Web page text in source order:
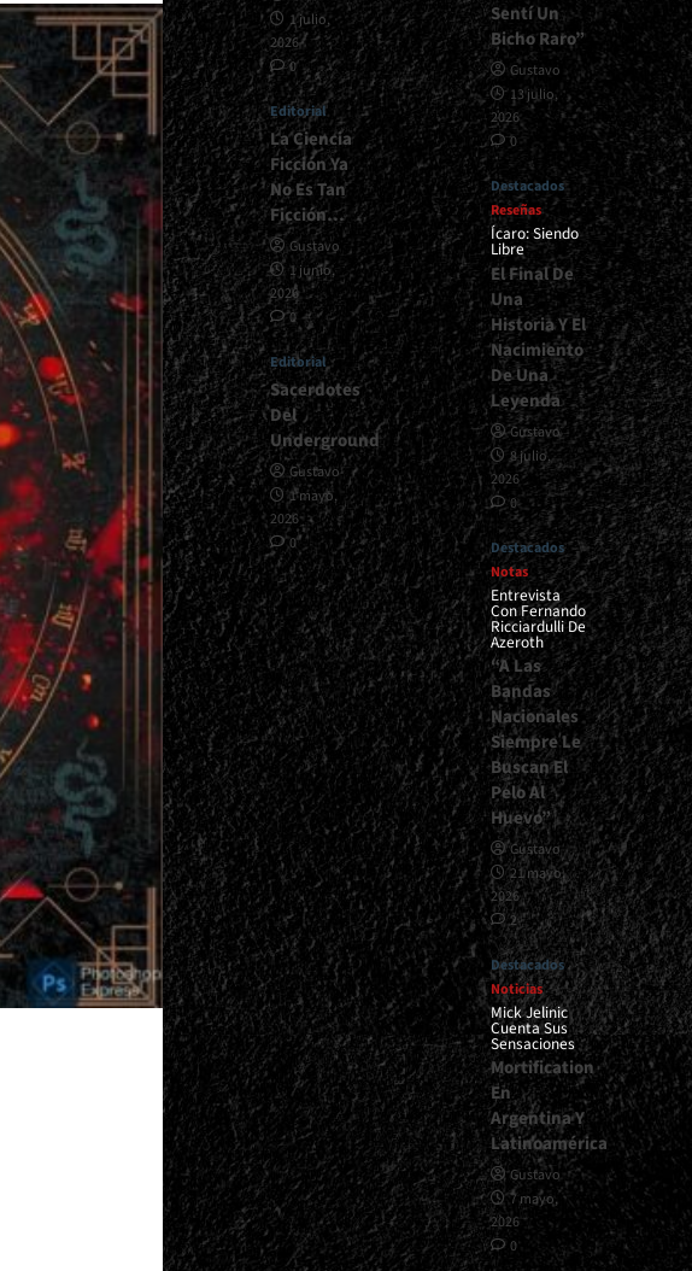
1 julio,
2026
0
Editorial
La Ciencia
Ficción Ya
No Es Tan
Ficción…
Gustavo
1 junio,
2026
0
Editorial
Sacerdotes
Del
Underground
Gustavo
1 mayo,
2026
0
Sentí Un
Bicho Raro”
Gustavo
13 julio,
2026
0
Destacados
Reseñas
Ícaro: Siendo
Libre
El Final De
Una
Historia Y El
Nacimiento
De Una
Leyenda
Gustavo
8 julio,
2026
0
Destacados
Notas
Entrevista
Con Fernando
Ricciardulli De
Azeroth
“A Las
Bandas
Nacionales
Siempre Le
Buscan El
Pelo Al
Huevo”
Gustavo
21 mayo,
2026
2
Destacados
Noticias
Mick Jelinic
Cuenta Sus
Sensaciones
Mortification
En
Argentina Y
Latinoamérica
Gustavo
7 mayo,
2026
0